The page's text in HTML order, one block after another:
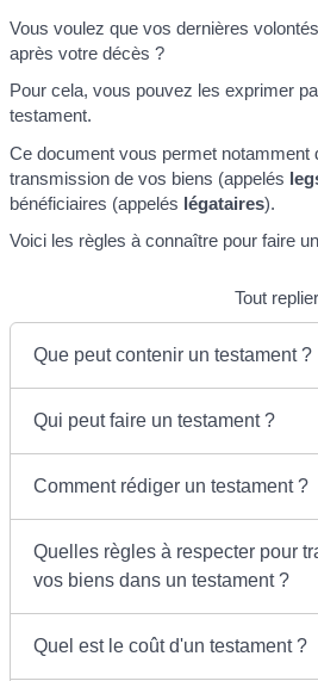
Vous voulez que vos dernières
après votre décès ?
Pour cela, vous pouvez les exprimer
testament.
Ce document vous permet notamment
transmission de vos biens (appelés
bénéficiaires (appelés légataires).
Voici les règles à connaître pour faire
Tout replier
Que peut contenir un testament ?
Qui peut faire un testament ?
Comment rédiger un testament ?
Quelles règles à respecter pour
vos biens dans un testament ?
Quel est le coût d'un testament ?